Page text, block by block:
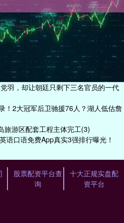
羽，却让朝廷只剩下三名官员的一代
！2大冠军后卫驰援76人？湖人低估詹
旅游区配套工程主体完工(3)
语口语免费App真实3强排行曝光！
股票配资平台查
询
十大正规实盘配
资平台